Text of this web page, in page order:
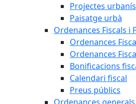
Projectes
Paisatge urbà
Ordenances Fiscals i
Ordenances
Ordenances
Bonificacions
Calendari fiscal
Preus públics